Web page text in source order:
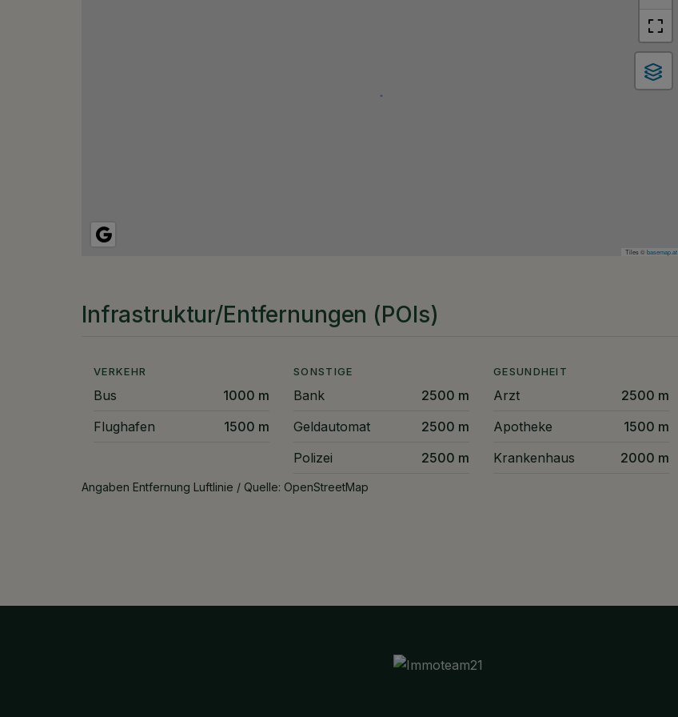
Tiles ©basemap.at
Infrastruktur/Entfernungen (POIs)
VERKEHR
Bus
1000 m
Flughafen
1500 m
SONSTIGE
Bank
2500 m
Geldautomat
2500 m
Polizei
2500 m
GESUNDHEIT
Arzt
2500 m
Apotheke
1500 m
Krankenhaus
2000 m
Angaben Entfernung Luftlinie / Quelle: OpenStreetMap